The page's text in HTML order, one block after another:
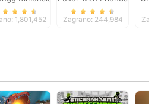
1,801,452 Zagrano: 244,984